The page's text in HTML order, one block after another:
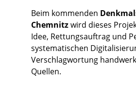
Beim kommenden
Chemnitzwird dieses
Idee, Rettungsauftrag und
systematischen
Verschlagwortung
Quellen.